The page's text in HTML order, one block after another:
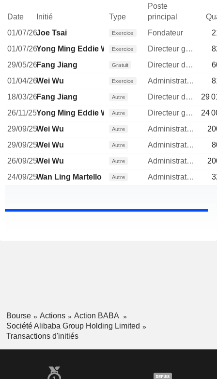
Date Initié Type
Poste
principal
01/07/26Joe Tsai Exercice Fondateur
01/07/26Yong Ming Eddie WuExercice Directeur general
29/05/26Fang Jiang Gratuit Directeur des ressources humaines
01/04/26Wei Wu Exercice Administrateur
18/03/26Fang Jiang Autre Directeur des ressources humaines
29
26/11/25Yong Ming Eddie WuAutre Directeur general
24
29/09/25Wei Wu Autre Administrateur
29/09/25Wei Wu Autre Administrateur
26/09/25Wei Wu Autre Administrateur
24/09/25Wan Ling Martello Autre Administrateur
Bourse Actions
Action BABA
Société Alibaba Group Holding Limited
Transactions d'initiés